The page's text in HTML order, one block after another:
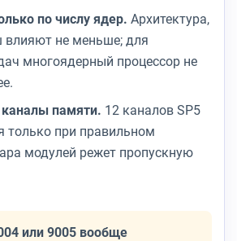
по числу ядер. Архитектура,
влияют не меньше; для
многоядерный процессор не
памяти. 12 каналов SP5
только при правильном
модулей режет пропускную
или 9005 вообще